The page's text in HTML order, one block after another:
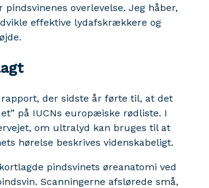
overlevelse. Jeg håber,
effektive lydafskrækkere og
der sidste år førte til, at det
på IUCNs europæiske rødliste. I
om ultralyd kan bruges til at
hørelse beskrives videnskabeligt.
pindsvinets øreanatomi ved
Scanningerne afslørede små,